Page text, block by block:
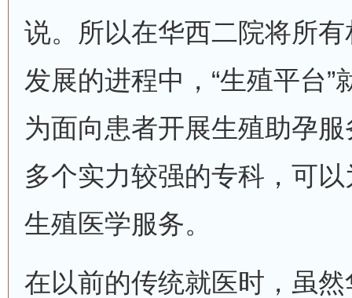
说。所以在华西二院将所
发展的进程中，“生殖平台
为面向患者开展生殖助孕
多个实力较强的专科，可
生殖医学服务。
在以前的传统就医时，虽